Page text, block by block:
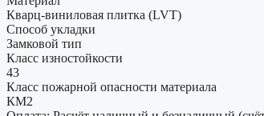
Кварц-виниловая плитка (LVT)
Способ укладки
Замковой тип
Класс изностойкости
43
Класс пожарной опасности материала
КМ2